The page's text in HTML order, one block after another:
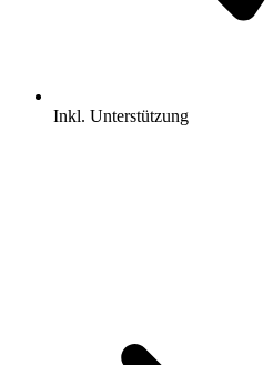
Inkl. Unterstützung